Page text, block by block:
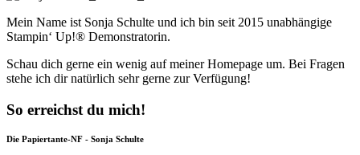
Mein Name ist Sonja Schulte und ich bin seit 2015 unabhängige
Stampin‘ Up!® Demonstratorin.
Schau dich gerne ein wenig auf meiner Homepage um. Bei Fragen
stehe ich dir natürlich sehr gerne zur Verfügung!
So erreichst du mich!
Die Papiertante-NF - Sonja Schulte